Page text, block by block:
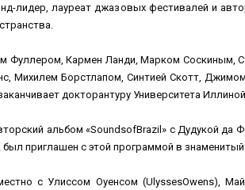
лидер, лауреат джазовых фестивалей и
Фуллером, Кармен Ланди, Марком
Михилем Борстлапом, Синтией Скотт,
докторантуру Университета
альбом «SoundsofBrazil» с Дудукой
приглашен с этой программой в
с Улиссом Оуенсом (UlyssesOwens),